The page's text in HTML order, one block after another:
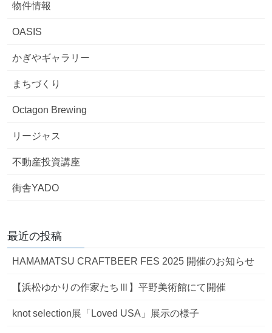
物件情報
OASIS
かぎやギャラリー
まちづくり
Octagon Brewing
リージャス
不動産投資講座
街舎YADO
最近の投稿
HAMAMATSU CRAFTBEER FES 2025 開催のお知らせ
【浜松ゆかりの作家たちⅢ】平野美術館にて開催
knot selection展「Loved USA」展示の様子